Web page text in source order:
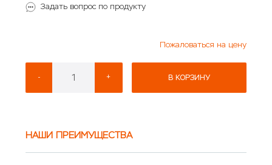
Задать вопрос по продукту
Пожаловаться на цену
- + В КОРЗИНУ
НАШИ ПРЕИМУЩЕСТВА